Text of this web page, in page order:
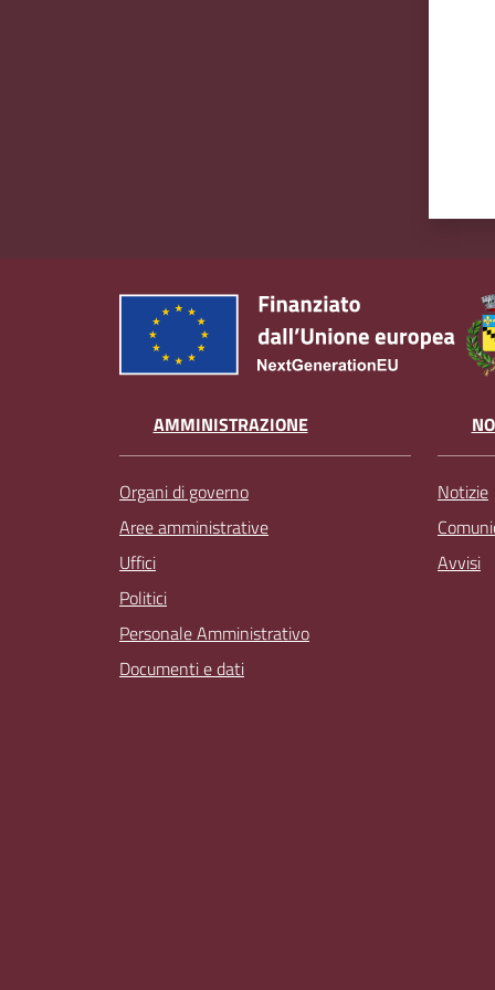
AMMINISTRAZIONE
Organi di governo
Aree amministrative
Uffici
Politici
Personale Amministrativo
Documenti e dati
Notizie
Avvisi